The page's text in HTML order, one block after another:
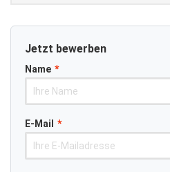
Jetzt bewerben
Name *
E-Mail *